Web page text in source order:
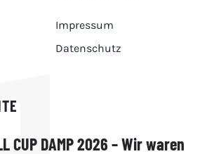
Impressum
Datenschutz
CUP DAMP 2026 – Wir waren